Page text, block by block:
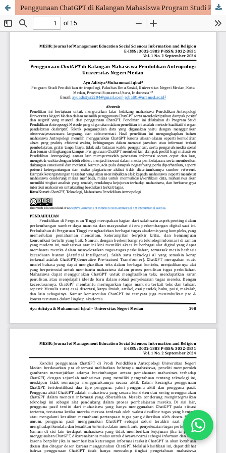
Penggunaan ChatGPT di Kalangan Mahasiswa Program Studi Pendidikan Antropologi Universitas Negeri Medan